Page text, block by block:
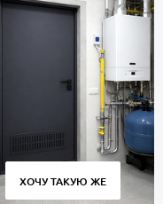
ХОЧУ ТАКУЮ ЖЕ